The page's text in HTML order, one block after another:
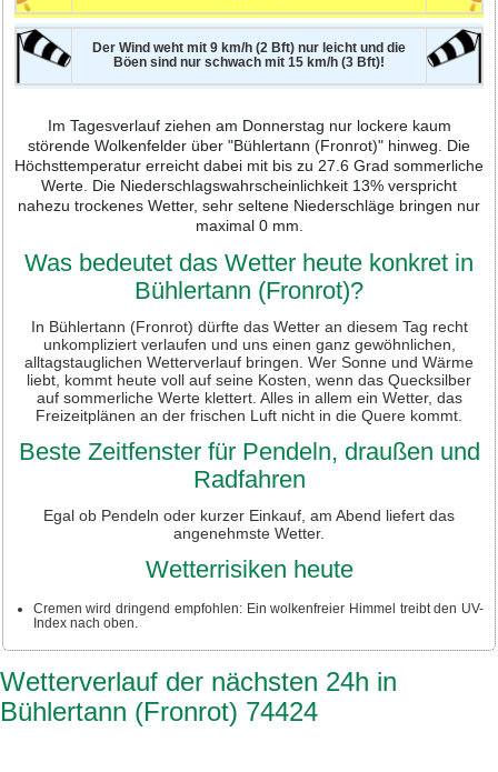
Der Wind weht mit 9 km/h (2 Bft) nur leicht und die
Böen sind nur schwach mit 15 km/h (3 Bft)!
Im Tagesverlauf ziehen am Donnerstag nur lockere kaum
störende Wolkenfelder über "Bühlertann (Fronrot)" hinweg. Die
Höchsttemperatur erreicht dabei mit bis zu 27.6 Grad sommerliche
Werte. Die Niederschlagswahrscheinlichkeit 13% verspricht
nahezu trockenes Wetter, sehr seltene Niederschläge bringen nur
maximal 0 mm.
Was bedeutet das Wetter heute konkret in
Bühlertann (Fronrot)?
In Bühlertann (Fronrot) dürfte das Wetter an diesem Tag recht
unkompliziert verlaufen und uns einen ganz gewöhnlichen,
alltagstauglichen Wetterverlauf bringen. Wer Sonne und Wärme
liebt, kommt heute voll auf seine Kosten, wenn das Quecksilber
auf sommerliche Werte klettert. Alles in allem ein Wetter, das
Freizeitplänen an der frischen Luft nicht in die Quere kommt.
Beste Zeitfenster für Pendeln, draußen und
Radfahren
Egal ob Pendeln oder kurzer Einkauf, am Abend liefert das
angenehmste Wetter.
Wetterrisiken heute
Cremen wird dringend empfohlen: Ein wolkenfreier Himmel treibt den UV-
Index nach oben.
Wetterverlauf der nächsten 24h in
Bühlertann (Fronrot) 74424